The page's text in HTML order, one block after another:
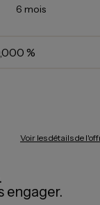
6 mois
%
Voir les détails de
engager.